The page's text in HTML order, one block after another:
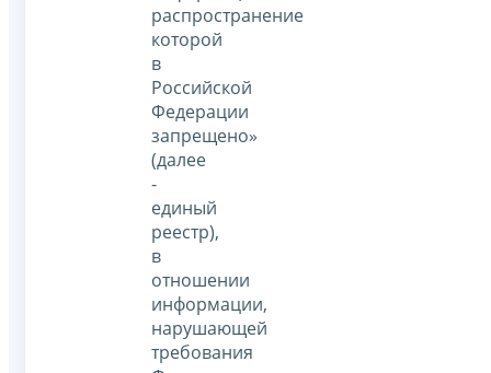
распространение
которой
в
Российской
Федерации
запрещено»
(далее
-
единый
реестр),
в
отношении
информации,
нарушающей
требования